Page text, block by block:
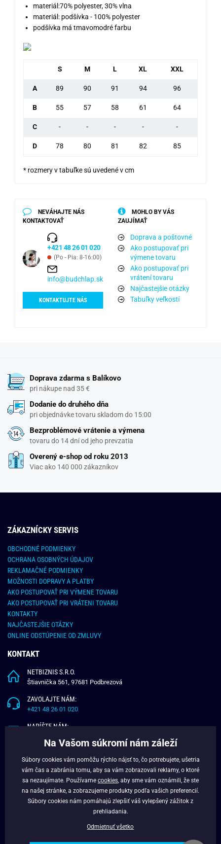
materiál:70% polyester, 30% vlna
materiál: podšívka - 100% polyester
podšívka má tmavomodré farbu
S M L XL XXL
A 89 90 91 94 96
B 55 57 58 61 64
C - - - - -
D 78 80 81 82 85
* rozmery v tabuľke sú uvedené v cm
NEVÁHAJTE NÁS
KONTAKTOVAŤ
+421 48 26 01 020
(Po - Pia: 8-16:00)
info@budchlap.sk
KONTAKTUJTE NÁS
MOHLO BY VÁS
ZAUJÍMAŤ
Doprava a poštovné
Ako postupovať pri
výmene tovaru
Ako postupovať pri
vrátení tovaru
Najčastejšie otázky
Tabuľky veľkostí
Doprava zdarma s Balíkovo
pri nákupe nad 35 €
Dodanie do druhého dňa
pri objednávke tovaru skladom do 15:00
Bezproblémové vrátenie a výmena
tovaru do 14 dní od jeho prevzatia
Overený e-shop od roku 2013
Viac ako 140 000 zákazníkov
ZÁKAZNÍCKY SERVIS
OBCHODNÉ PODMIENKY
OCHRANA OSOBNÝCH ÚDAJOV
REKLAMAČNÉ PODMIENKY
MOŽNOSTI DOPRAVY A PLATBY
AKO POSTUPOVAŤ PRI VÝMENE TOVARU
AKO POSTUPOVAŤ PRI VRÁTENI TOVARU
KONTAKTY
NAJČASTEJŠIE OTÁZKY
ONLINE ODSTÚPENIE OD ZMLUVY
KONTAKT
NETBIZNIS S.R.O.
Štiavnička 561, 97681 Podbrezová
ZAVOLAJTE NÁM:
+421 48 26 01 020
NAPÍŠTE NÁM:
O NÁS
VERNOSTNÝ PROGRAM
BLOG
Na Vašom súkromí nám záleží
Súbory cookies vám pomôžu rýchlo nájsť to, čo potrebujete, ušetria
vám čas a zabránia tomu, aby sa vám zobrazovali reklamy, o ktoré
sa nezaujímate. Používame cookies , aby sme vám oznámili, že ste
na našej stránke, a zobrazujeme produkty podľa vašich preferencií.
Súbory cookies nám pomáhajú zlepšiť váš vylepšený zážitok z
prehliadania.
Odmietnuť všetko